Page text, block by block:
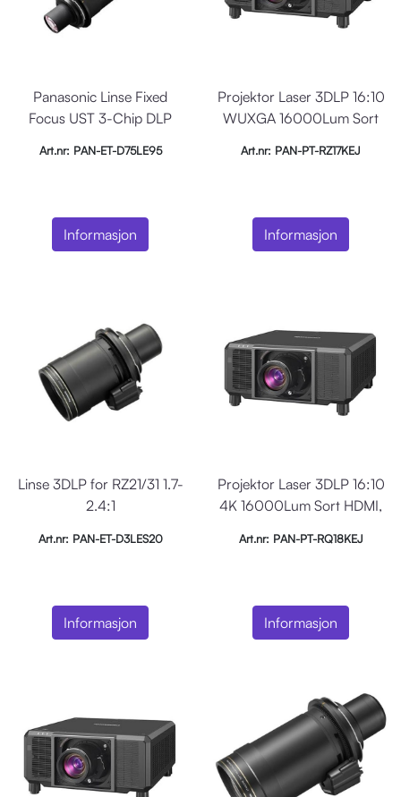
Panasonic Linse Fixed
Focus UST 3-Chip DLP
Art.nr: PAN-ET-D75LE95
Informasjon
Projektor Laser 3DLP 16:10
WUXGA 16000Lum Sort
Art.nr: PAN-PT-RZ17KEJ
Informasjon
Linse 3DLP for RZ21/31 1.7-
2.4:1
Art.nr: PAN-ET-D3LES20
Informasjon
Projektor Laser 3DLP 16:10
4K 16000Lum Sort HDMI,
Art.nr: PAN-PT-RQ18KEJ
Informasjon